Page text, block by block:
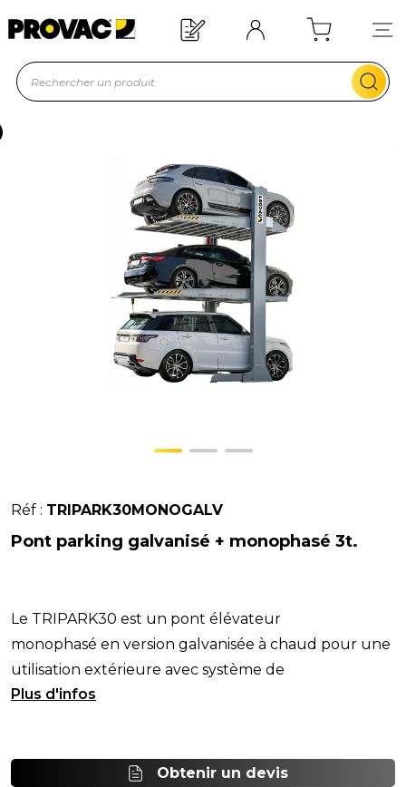
Offre de bienvenue : 20€ offerts !
En savoir plus
Réf : TRIPARK30MONOGALV
Pont parking galvanisé + monophasé 3t.
Le TRIPARK30 est un pont élévateur
monophasé en version galvanisée à chaud pour une
utilisation extérieure avec système de
stationnement à 3 pla
Obtenir un devis